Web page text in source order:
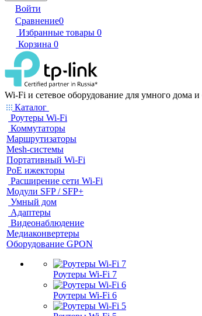
Войти
Сравнение0
Избранные товары 0
Корзина 0
Wi-Fi и сетевое оборудование для умного дома и
Каталог
Роутеры Wi-Fi
Коммутаторы
Маршрутизаторы
Mesh-системы
Портативный Wi-Fi
PoE ижекторы
Расширение сети Wi‑Fi
Модули SFP / SFP+
Умный дом
Адаптеры
Видеонаблюдение
Медиаконвертеры
Оборудование GPON
Роутеры Wi-Fi 7
Роутеры Wi-Fi 6